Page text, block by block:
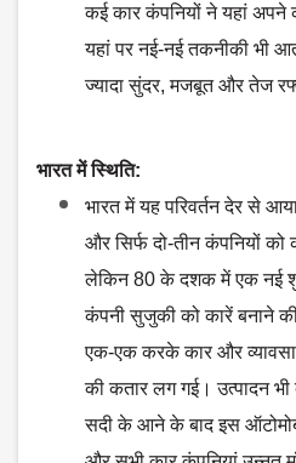
कई कार कंपनियों ने यहां
यहां पर नई-नई तकनीकी भी
ज्यादा सुंदर, मजबूत और तेज
भारत में स्थिति:
भारत में यह परिवर्तन देर से
और सिर्फ दो-तीन कंपनियों को
लेकिन 80 के दशक में एक नई
कंपनी सुजुकी को कारें बनाने
एक-एक करके कार और
की कतार लग गई। उत्पादन
सदी के आने के बाद इस